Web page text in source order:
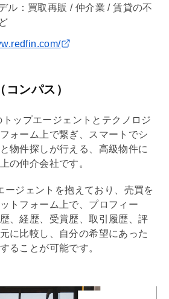
ル：買取再販 / 仲介業 / 賃貸の不
ど
ンパス）
ップエージェントとテクノロジ
ォーム上で繋ぎ、スマートでシ
物件探しが行える、高級物件に
の仲介会社です。
ージェントを抱えており、売買を
トフォーム上で、プロフィー
、経歴、受賞歴、取引履歴、評
に比較し、自分の希望にあった
ることが可能です。